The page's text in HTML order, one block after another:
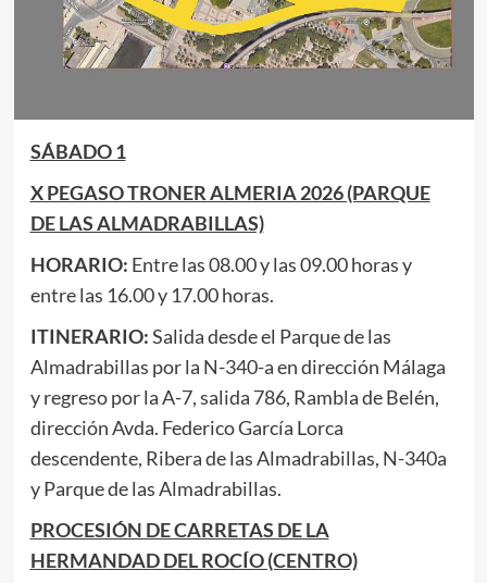
SÁBADO 1
X PEGASO TRONER ALMERIA 2026 (PARQUE
DE LAS ALMADRABILLAS)
HORARIO: Entre las 08.00 y las 09.00 horas y
entre las 16.00 y 17.00 horas.
ITINERARIO:Salida desde el Parque de las
Almadrabillas por la N-340-a en dirección Málaga
y regreso por la A-7, salida 786, Rambla de Belén,
dirección Avda. Federico García Lorca
descendente, Ribera de las Almadrabillas, N-340a
y Parque de las Almadrabillas.
PROCESIÓN DE CARRETAS DE LA
HERMANDAD DEL ROCÍO (CENTRO)